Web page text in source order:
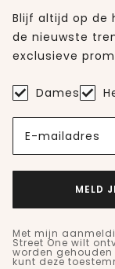
Blijf altijd op de
de nieuwste
exclusieve
Dames
E-mailadres
MELD
Met mijn
Street One wilt
worden
kunt deze